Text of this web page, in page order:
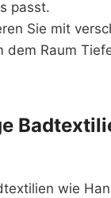
passt.
Sie mit
dem Raum
wie